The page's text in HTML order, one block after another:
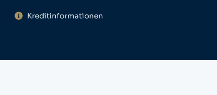
Kreditinformationen